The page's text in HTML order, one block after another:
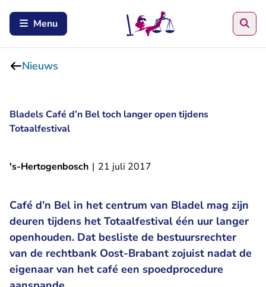
Menu
Nieuws
Bladels Café d’n Bel toch langer open tijdens
Totaalfestival
's-Hertogenbosch | 21 juli 2017
Café d’n Bel in het centrum van Bladel mag zijn
deuren tijdens het Totaalfestival één uur langer
openhouden. Dat besliste de bestuursrechter
van de rechtbank Oost-Brabant zojuist nadat de
eigenaar van het café een spoedprocedure